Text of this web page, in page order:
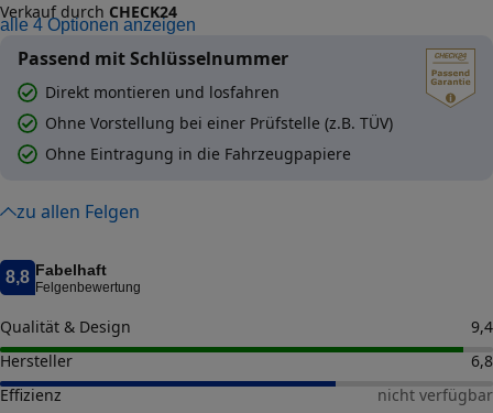
Verkauf durch CHECK24
alle 4 Optionen anzeigen
Passend mit Schlüsselnummer
Direkt montieren und losfahren
Ohne Vorstellung bei einer Prüfstelle (z.B. TÜV)
Ohne Eintragung in die Fahrzeugpapiere
zu allen Felgen
8,8 Fabelhaft
Felgenbewertung
Qualität & Design
9,4
Hersteller
6,8
Effizienz
nicht verfügbar